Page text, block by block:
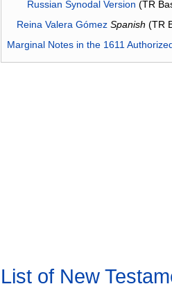
Russian Synodal Version (TR
Reina Valera Gómez Spanish (TR
Marginal Notes in the 1611
List of New